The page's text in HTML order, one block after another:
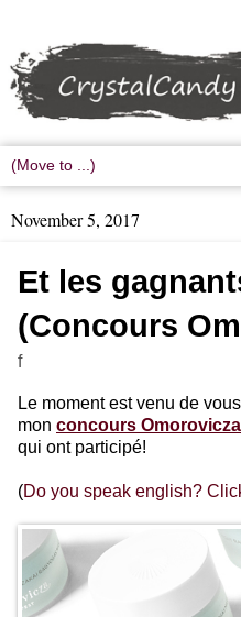
November 5, 2017
Et les
(Concours
f
Le moment est venu de
mon concours Omorovicza
qui ont participé!
(Do you speak english?